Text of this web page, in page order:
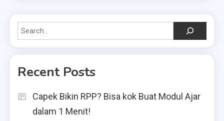
Search
Recent Posts
Capek Bikin RPP? Bisa kok Buat Modul Ajar
dalam 1 Menit!